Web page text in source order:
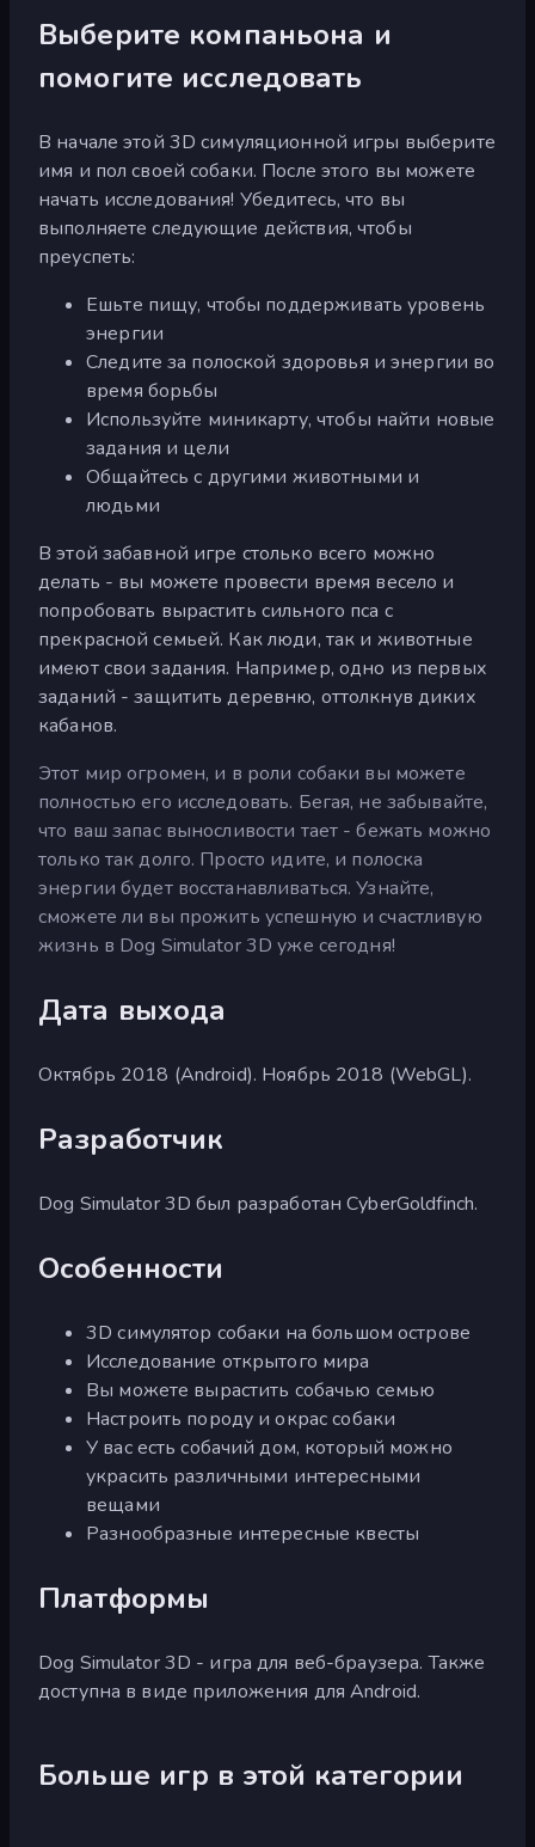
Выберите компаньона и
помогите исследовать
В начале этой 3D симуляционной игры выберите
имя и пол своей собаки. После этого вы можете
начать исследования! Убедитесь, что вы
выполняете следующие действия, чтобы
преуспеть:
Ешьте пищу, чтобы поддерживать уровень
энергии
Следите за полоской здоровья и энергии во
время борьбы
Используйте миникарту, чтобы найти новые
задания и цели
Общайтесь с другими животными и
людьми
В этой забавной игре столько всего можно
делать - вы можете провести время весело и
попробовать вырастить сильного пса с
прекрасной семьей. Как люди, так и животные
имеют свои задания. Например, одно из первых
заданий - защитить деревню, оттолкнув диких
кабанов.
Этот мир огромен, и в роли собаки вы можете
полностью его исследовать. Бегая, не забывайте,
что ваш запас выносливости тает - бежать можно
только так долго. Просто идите, и полоска
энергии будет восстанавливаться. Узнайте,
сможете ли вы прожить успешную и счастливую
жизнь в Dog Simulator 3D уже сегодня!
Дата выхода
Октябрь 2018 (Android). Ноябрь 2018 (WebGL).
Разработчик
Dog Simulator 3D был разработан CyberGoldfinch.
Особенности
3D симулятор собаки на большом острове
Исследование открытого мира
Вы можете вырастить собачью семью
Настроить породу и окрас собаки
У вас есть собачий дом, который можно
украсить различными интересными
вещами
Разнообразные интересные квесты
Платформы
Dog Simulator 3D - игра для веб-браузера. Также
доступна в виде приложения для Android.
Больше игр в этой категории